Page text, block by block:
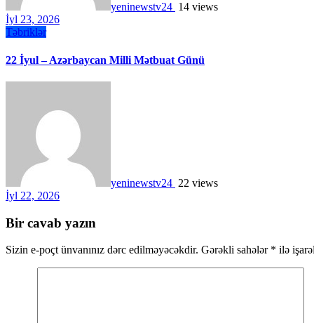
yeninewstv24 14 views
İyl 23, 2026
Təbriklər
22 İyul – Azərbaycan Milli Mətbuat Günü
yeninewstv24 22 views
İyl 22, 2026
Bir cavab yazın
Sizin e-poçt ünvanınız dərc edilməyəcəkdir. Gərəkli sahələr * ilə